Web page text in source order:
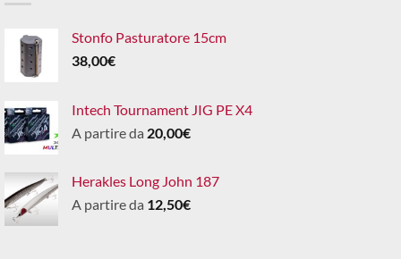
Stonfo Pasturatore 15cm
38,00€
Intech Tournament JIG PE X4
A partire da 20,00€
Herakles Long John 187
A partire da 12,50€